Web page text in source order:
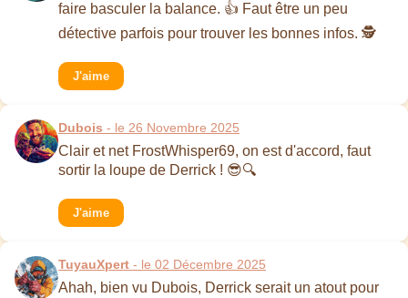
faire basculer la balance. 👍 Faut être un peu
détective parfois pour trouver les bonnes infos. 🕵️
J'aime
Dubois - le 26 Novembre 2025
Clair et net FrostWhisper69, on est d'accord, faut
sortir la loupe de Derrick ! 😎🔍
J'aime
TuyauXpert - le 02 Décembre 2025
Ahah, bien vu Dubois, Derrick serait un atout pour